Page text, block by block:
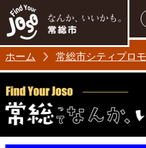
ホーム 常総市シティプロ